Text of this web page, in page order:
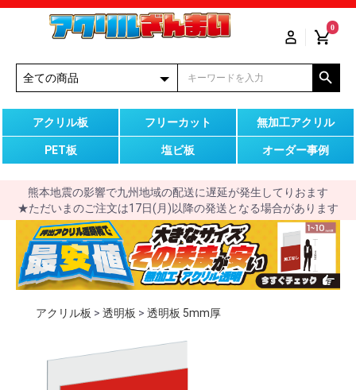
0
アクリル板 フリーカット 無加工アクリル
PET板 塩ビ板 オーダー事例
熊本地震の影響で九州地域の配送に遅延が発生してりおます
★ただいまのご注文は17日(月)以降の発送となる場合があります
アクリル板 > 透明板 > 透明板 5mm厚